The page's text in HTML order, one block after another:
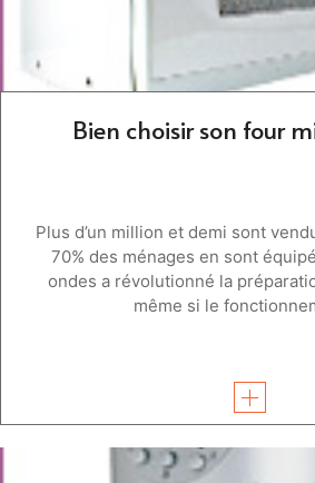
Bien choisir son four
Plus d’un million et demi sont
70% des ménages en sont
ondes a révolutionné la
même si le